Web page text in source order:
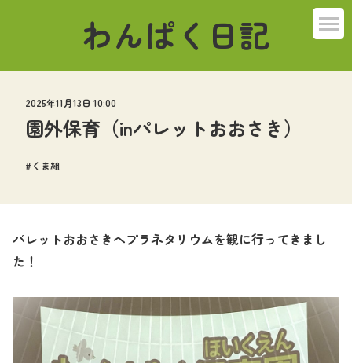
わんぱく日記
2025年11月13日 10:00
園外保育（inパレットおおさき）
くま組
パレットおおさきへプラネタリウムを観に行ってきまし
た！